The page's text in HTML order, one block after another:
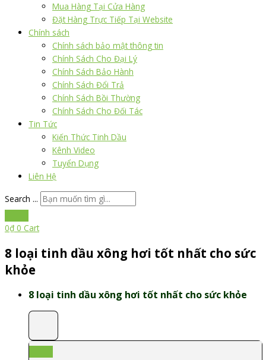
Mua Hàng Tại Cửa Hàng
Đặt Hàng Trực Tiếp Tại Website
Chính sách
Chính sách bảo mật thông tin
Chính Sách Cho Đại Lý
Chính Sách Bảo Hành
Chính Sách Đổi Trả
Chính Sách Bồi Thường
Chính Sách Cho Đối Tác
Tin Tức
Kiến Thức Tinh Dầu
Kênh Video
Tuyển Dụng
Liên Hệ
Search ...
0₫ 0 Cart
8 loại tinh dầu xông hơi tốt nhất cho sức
khỏe
8 loại tinh dầu xông hơi tốt nhất cho sức khỏe